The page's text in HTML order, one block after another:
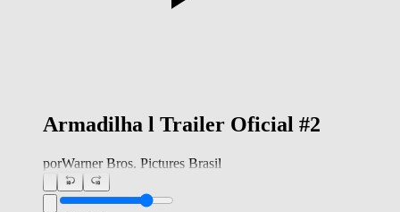
Armadilha l Trailer Oficial #2
porWarner Bros. Pictures Brasil